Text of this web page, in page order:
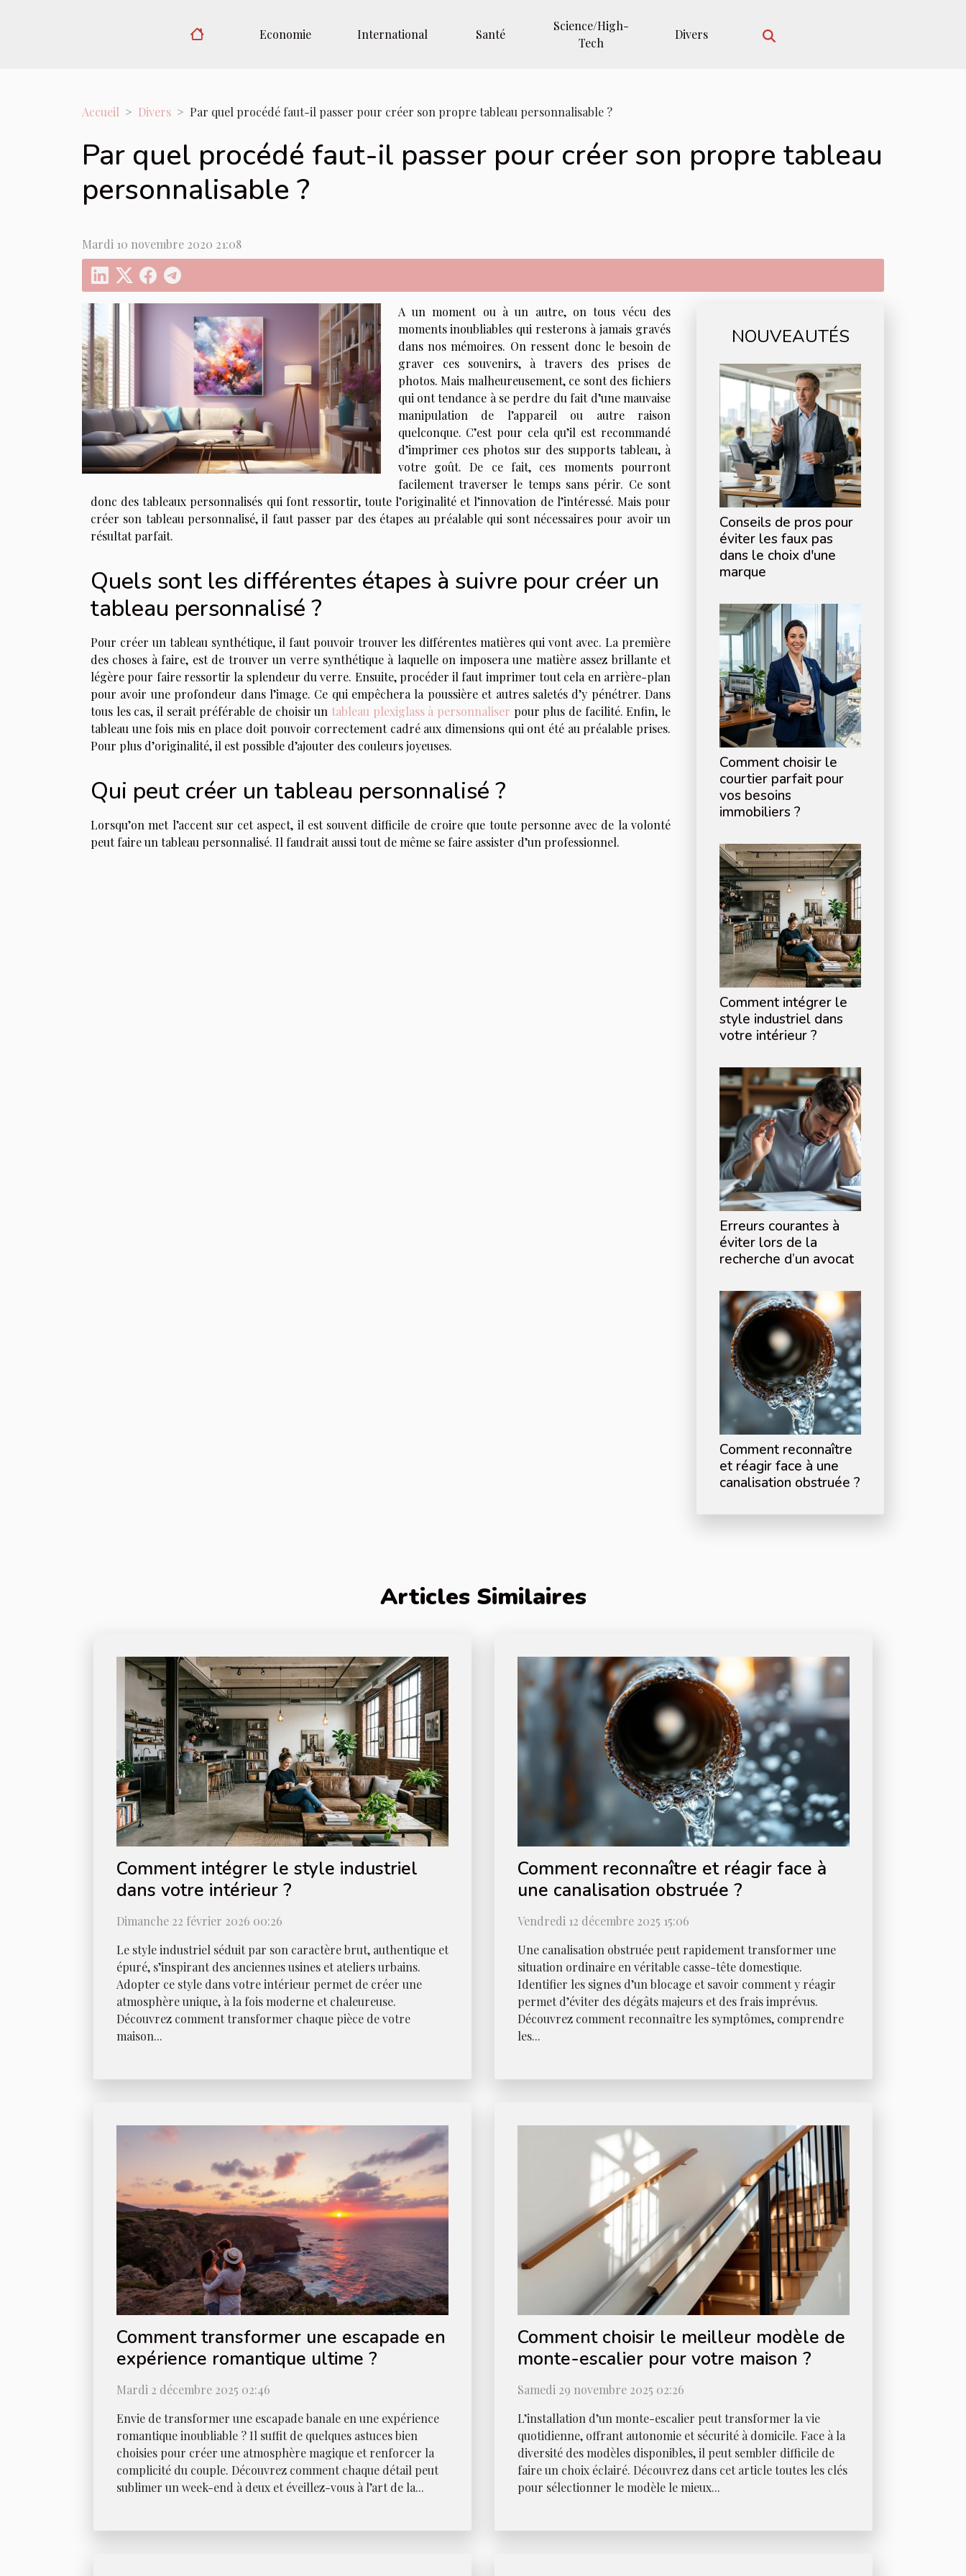
Economie International Santé
Science/High-
Tech
Divers
Accueil Divers Par quel procédé faut-il passer pour créer son propre tableau personnalisable ?
Par quel procédé faut-il passer pour créer son propre tableau
personnalisable ?
Mardi 10 novembre 2020 21:08
A un moment ou à un autre, on tous vécu des
moments inoubliables qui resterons à jamais gravés
dans nos mémoires. On ressent donc le besoin de
graver ces souvenirs, à travers des prises de
photos. Mais malheureusement, ce sont des fichiers
qui ont tendance à se perdre du fait d’une mauvaise
manipulation de l’appareil ou autre raison
quelconque. C’est pour cela qu’il est recommandé
d’imprimer ces photos sur des supports tableau, à
votre goût. De ce fait, ces moments pourront
facilement traverser le temps sans périr. Ce sont
donc des tableaux personnalisés qui font ressortir, toute l’originalité et l’innovation de l’intéressé. Mais pour
créer son tableau personnalisé, il faut passer par des étapes au préalable qui sont nécessaires pour avoir un
résultat parfait.
Quels sont les différentes étapes à suivre pour créer un
tableau personnalisé ?
Pour créer un tableau synthétique, il faut pouvoir trouver les différentes matières qui vont avec. La première
des choses à faire, est de trouver un verre synthétique à laquelle on imposera une matière assez brillante et
légère pour faire ressortir la splendeur du verre. Ensuite, procéder il faut imprimer tout cela en arrière-plan
pour avoir une profondeur dans l’image. Ce qui empêchera la poussière et autres saletés d’y pénétrer. Dans
tous les cas, il serait préférable de choisir un tableau plexiglass à personnaliser pour plus de facilité. Enfin, le
tableau une fois mis en place doit pouvoir correctement cadré aux dimensions qui ont été au préalable prises.
Pour plus d’originalité, il est possible d’ajouter des couleurs joyeuses.
Qui peut créer un tableau personnalisé ?
Lorsqu’on met l’accent sur cet aspect, il est souvent difficile de croire que toute personne avec de la volonté
peut faire un tableau personnalisé. Il faudrait aussi tout de même se faire assister d’un professionnel.
NOUVEAUTÉS
Conseils de pros pour
éviter les faux pas
dans le choix d'une
marque
Comment choisir le
courtier parfait pour
vos besoins
immobiliers ?
Comment intégrer le
style industriel dans
votre intérieur ?
Erreurs courantes à
éviter lors de la
recherche d’un avocat
Comment reconnaître
et réagir face à une
canalisation obstruée ?
Articles Similaires
Comment intégrer le style industriel
dans votre intérieur ?
Dimanche 22 février 2026 00:26
Le style industriel séduit par son caractère brut, authentique et
épuré, s’inspirant des anciennes usines et ateliers urbains.
Adopter ce style dans votre intérieur permet de créer une
atmosphère unique, à la fois moderne et chaleureuse.
Découvrez comment transformer chaque pièce de votre
maison...
Comment reconnaître et réagir face à
une canalisation obstruée ?
Vendredi 12 décembre 2025 15:06
Une canalisation obstruée peut rapidement transformer une
situation ordinaire en véritable casse-tête domestique.
Identifier les signes d’un blocage et savoir comment y réagir
permet d’éviter des dégâts majeurs et des frais imprévus.
Découvrez comment reconnaître les symptômes, comprendre
les...
Comment transformer une escapade en
expérience romantique ultime ?
Mardi 2 décembre 2025 02:46
Envie de transformer une escapade banale en une expérience
romantique inoubliable ? Il suffit de quelques astuces bien
choisies pour créer une atmosphère magique et renforcer la
complicité du couple. Découvrez comment chaque détail peut
sublimer un week-end à deux et éveillez-vous à l’art de la...
Comment choisir le meilleur modèle de
monte-escalier pour votre maison ?
Samedi 29 novembre 2025 02:26
L’installation d’un monte-escalier peut transformer la vie
quotidienne, offrant autonomie et sécurité à domicile. Face à la
diversité des modèles disponibles, il peut sembler difficile de
faire un choix éclairé. Découvrez dans cet article toutes les clés
pour sélectionner le modèle le mieux...